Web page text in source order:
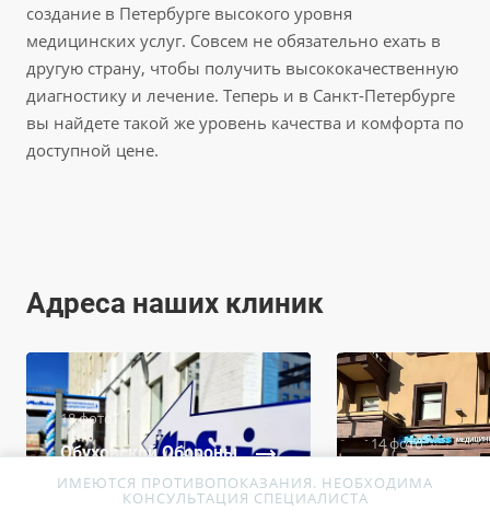
создание в Петербурге высокого уровня
медицинских услуг. Совсем не обязательно ехать в
другую страну, чтобы получить высококачественную
диагностику и лечение. Теперь и в Санкт-Петербурге
вы найдете такой же уровень качества и комфорта по
доступной цене.
Адреса наших клиник
18 фото
Обуховской Обороны
пр., д. 120 строение
14 фото
Московский
ИМЕЮТСЯ ПРОТИВОПОКАЗАНИЯ. НЕОБХОДИМА
КОНСУЛЬТАЦИЯ СПЕЦИАЛИСТА